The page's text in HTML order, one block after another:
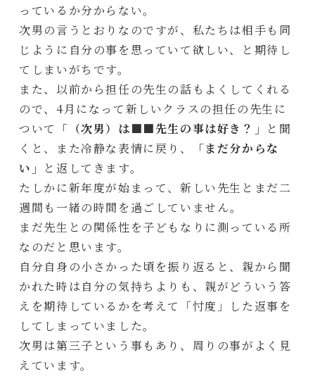
っているか分からない。
次男の言うとおりなのですが、私たちは相手も同
じように自分の事を思っていて欲しい、と期待し
てしまいがちです。
また、以前から担任の先生の話もよくしてくれる
ので、4月になって新しいクラスの担任の先生に
ついて
「（次男）は■■先生の事は好き？」
と聞
くと、また冷静な表情に戻り、
「まだ分からな
い」
と返してきます。
たしかに新年度が始まって、新しい先生とまだ二
週間も一緒の時間を過ごしていません。
まだ先生との関係性を子どもなりに測っている所
なのだと思います。
自分自身の小さかった頃を振り返ると、親から聞
かれた時は自分の気持ちよりも、親がどういう答
えを期待しているかを考えて「忖度」した返事を
してしまっていました。
次男は第三子という事もあり、周りの事がよく見
えています。